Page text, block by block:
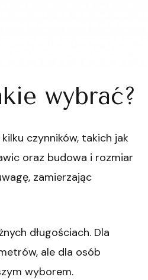
wybrać?
czynników, takich jak
oraz budowa i rozmiar
zamierzając
długościach. Dla
ale dla osób
wyborem.